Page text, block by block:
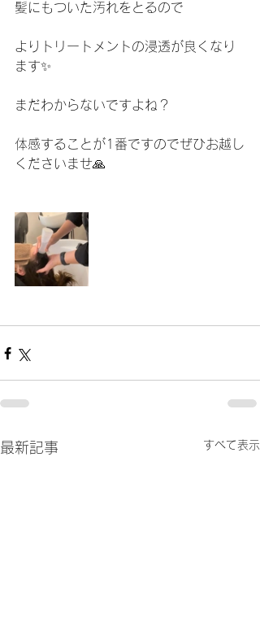
髪にもついた汚れをとるので
よりトリートメントの浸透が良くなり
ます✨
まだわからないですよね？
体感することが1番ですのでぜひお越し
くださいませ🙏
最新記事 すべて表示